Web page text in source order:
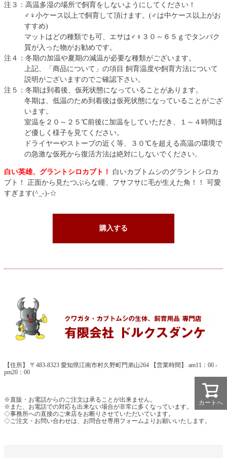
注３：高温多湿の場所で飼育をしないようにしてください！
♂♀小ケース以上で飼育して頂けます。(♂は中ケース以上がお
すすめ)
マットはどの種類でも可、エサは♂♀３０～６５ｇでタンパク
質が入った物がお勧めです。
注４：冬期の加温や夏期の減温が必要な種類がございます。
上記、「商品について」の項目 飼育温度や飼育方法について
説明がございますのでご確認下さい。
注５：冬期は到着後、仮死状態になっていることがあります。
冬期は、低温のため到着後は仮死状態になっていることがござ
います。
室温を２０～２５℃前後に加温をしていただき、１～４時間ほ
ど優しく様子を見てください。
ドライヤーやストーブの近く等、３０℃を超える高温の環境で
の急激な仮死から復活方法は絶対にしないでください。
白い英雄、グラントシロカブト！
白いカブトムシのグラントシロカ
ブト！
正面から見たつぶらな瞳、フサフサに毛が生えた角！！ 可愛
すぎます(^_-)-☆
購入する
【住所】 〒483-8323 愛知県江南市村久野町門弟山264 【営業時間】 am11：00 -
pm20：00
※直販・お電話からのご注文は承ることが出来ません。
※また、お電話での対応も出来ない場合が非常に多くなっています。
◇事務所への直接のご来店をお断りさせていただいています。
◇ご注文・お問い合わせは、お問合せ専用フォームよりお願いいたします。
カートへ